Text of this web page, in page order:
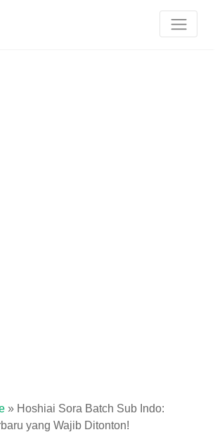
» Hoshiai Sora Batch Sub Indo:
yang Wajib Ditonton!